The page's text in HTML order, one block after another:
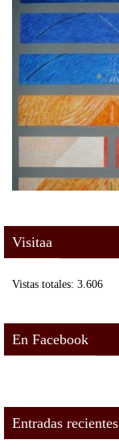
Visitaa
Vistas totales: 3.606
En Facebook
Entradas recientes